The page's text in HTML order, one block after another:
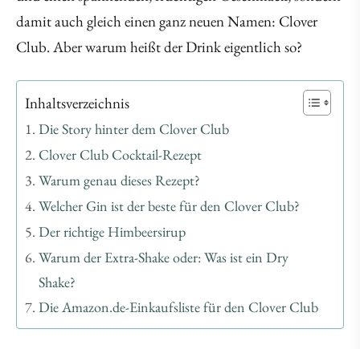
damit auch gleich einen ganz neuen Namen: Clover
Club. Aber warum heißt der Drink eigentlich so?
Inhaltsverzeichnis
Die Story hinter dem Clover Club
Clover Club Cocktail-Rezept
Warum genau dieses Rezept?
Welcher Gin ist der beste für den Clover Club?
Der richtige Himbeersirup
Warum der Extra-Shake oder: Was ist ein Dry
Shake?
Die Amazon.de-Einkaufsliste für den Clover Club